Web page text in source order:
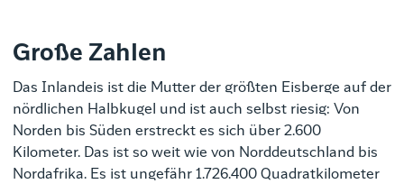
Große Zahlen
Das Inlandeis ist die Mutter der größten Eisberge auf der
nördlichen Halbkugel und ist auch selbst riesig: Von
Norden bis Süden erstreckt es sich über 2.600
Kilometer. Das ist so weit wie von Norddeutschland bis
Nordafrika. Es ist ungefähr 1.726.400 Quadratkilometer